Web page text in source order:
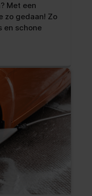
Met een
zo gedaan! Zo
en schone